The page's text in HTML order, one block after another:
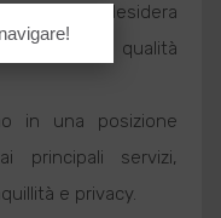
per chi desidera
comfort e qualità
in una posizione
principali servizi,
e privacy.